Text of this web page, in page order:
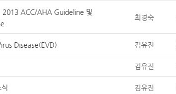
2013 ACC/AHA Guideline 및
최경숙
Disease(EVD) 김유진
김유진
김유진